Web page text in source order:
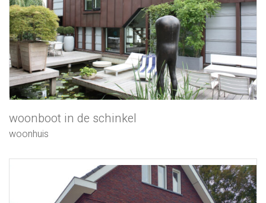
woonboot in de schinkel
woonhuis